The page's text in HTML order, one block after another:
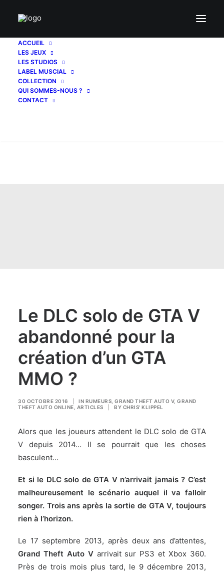
ACCUEIL
LES JEUX
LES STUDIOS
LABEL MUSCIAL
COLLECTION
QUI SOMMES-NOUS ?
CONTACT
Le DLC solo de GTA V
abandonné pour la
création d’un GTA
MMO ?
30 OCTOBRE 2016 IN RUMEURS GRAND THEFT AUTO V, GRAND
THEFT AUTO ONLINE ARTICLES BY CHRIS' KLIPPEL
Alors que les joueurs attendent le DLC solo de GTA
V depuis 2014… Il se pourrait que les choses
basculent…
Et si le DLC solo de GTA V n’arrivait jamais ? C’est
malheureusement le scénario auquel il va falloir
songer. Trois ans après la sortie de GTA V, toujours
rien à l’horizon.
Le 17 septembre 2013, après deux ans d’attentes,
Grand Theft Auto Varrivait sur PS3 et Xbox 360.
Près de trois mois plus tard, le 9 décembre 2013,